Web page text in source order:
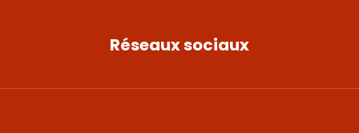
Réseaux sociaux